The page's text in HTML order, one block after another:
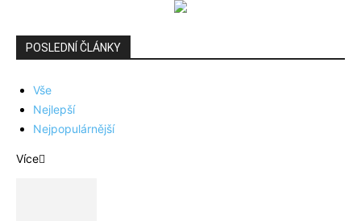
POSLEDNÍ ČLÁNKY
Vše
Nejlepší
Nejpopulárnější
Více